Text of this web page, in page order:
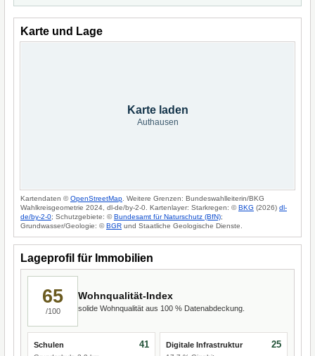
Karte und Lage
Karte laden
Authausen
Kartendaten ©OpenStreetMap . Weitere Grenzen: Bundeswahlleiterin/BKG
Wahlkreisgeometrie 2024, dl-de/by-2-0. Kartenlayer: Starkregen: ©BKG (2026) dl-
de/by-2-0; Schutzgebiete: ©Bundesamt für Naturschutz (BfN);
Grundwasser/Geologie: ©BGR und Staatliche Geologische Dienste.
Lageprofil für Immobilien
65
/100
Wohnqualität-Index
solide Wohnqualität aus 100 % Datenabdeckung.
Schulen 41 Digitale Infrastruktur 25